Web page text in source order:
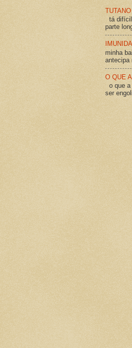
TUTANO
tá
parte
minha
antecipa
O QUE
o que
ser